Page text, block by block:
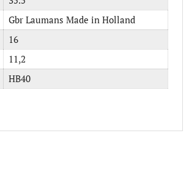
Gbr Laumans Made in Holland
16
11,2
HB40